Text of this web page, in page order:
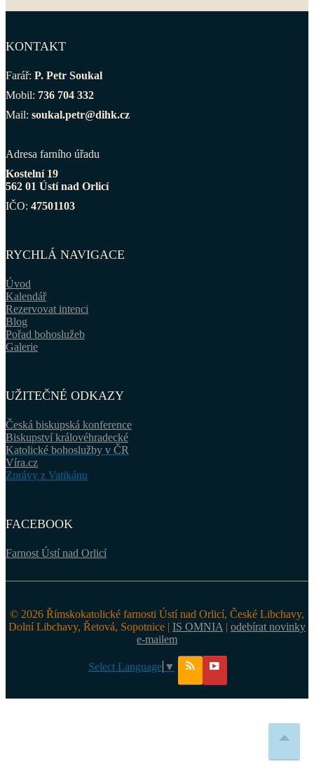
KONTAKT
Farář: P. Petr Soukal
Mobil: 736 704 332
Mail: soukal.petr@dihk.cz
Adresa farního úřadu
Kostelní 19
562 01 Ústí nad Orlicí
IČO: 47501103
RYCHLÁ NAVIGACE
Úvod
Kalendář
Rezervovat intenci
Blog
Pořad bohoslužeb
Galerie
UŽITEČNÉ ODKAZY
Česká biskupská konference
Biskupství královéhradecké
Katolické bohoslužby v ČR
Víra.cz
Zprávy z Vatikánu
FACEBOOK
Farnost Ústí nad Orlicí
© 2026 Římskokatolické farnosti Ústí nad Orlicí, České Libchavy,
Dolní Libchavy, Řetová, Sopotnice | IS OMNIA | odebírat novinky
e-mailem
Select Language ▼